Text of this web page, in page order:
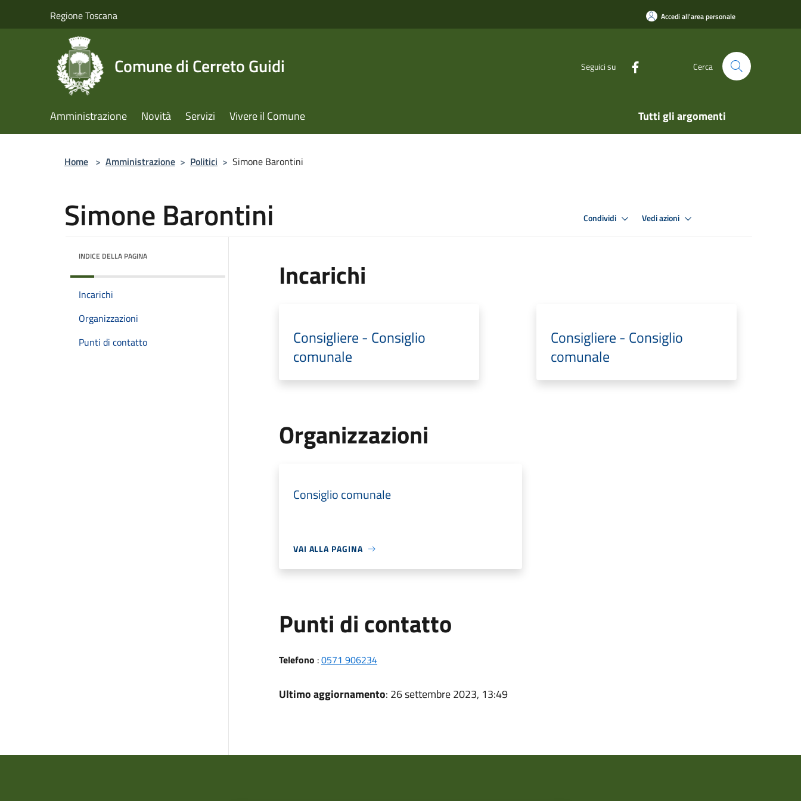
Regione Toscana Accedi all'area personale
Comune di Cerreto Guidi Seguici su Cerca
Amministrazione Novità Servizi Vivere il Comune Tutti gli argomenti
Home > Amministrazione > Politici > Simone Barontini
Simone Barontini Condividi Vedi azioni
INDICE DELLA PAGINA
Incarichi
Organizzazioni
Punti di contatto
Incarichi
Consigliere - Consiglio
comunale
Consigliere - Consiglio
comunale
Organizzazioni
Consiglio comunale
VAI ALLA PAGINA
Punti di contatto
Telefono :0571 906234
Ultimo aggiornamento: 26 settembre 2023, 13:49